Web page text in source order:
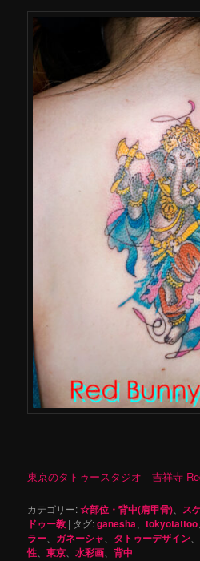
東京のタトゥースタジオ 吉祥寺
カテゴリー:☆部位・背中(肩甲骨) ス
ドゥー教 | タグ:ganesha 、tokyotattoo
ラー
ガネーシャ タトゥーデザイン
性 、東京 、水彩画 、背中